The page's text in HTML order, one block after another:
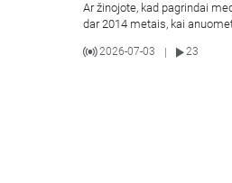
Ar žinojote, kad pagrindai
dar 2014 metais, kai
2026-07-03 23